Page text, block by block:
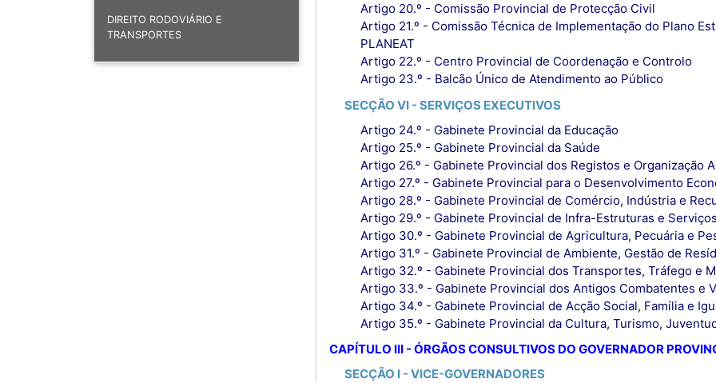
DIREITO RODOVIÁRIO E
TRANSPORTES
Artigo 20.º - Comissão Provincial de Protecção Civil
Artigo 21.º - Comissão Técnica de Implementação do Plano
PLANEAT
Artigo 22.º - Centro Provincial de Coordenação e Controlo
Artigo 23.º - Balcão Único de Atendimento ao Público
SECÇÃO VI - SERVIÇOS EXECUTIVOS
Artigo 24.º - Gabinete Provincial da Educação
Artigo 25.º - Gabinete Provincial da Saúde
Artigo 26.º - Gabinete Provincial dos Registos e Organização
Artigo 27.º - Gabinete Provincial para o Desenvolvimento
Artigo 28.º - Gabinete Provincial de Comércio, Indústria e
Artigo 29.º - Gabinete Provincial de Infra-Estruturas e
Artigo 30.º - Gabinete Provincial de Agricultura, Pecuária e
Artigo 31.º - Gabinete Provincial de Ambiente, Gestão de
Artigo 32.º - Gabinete Provincial dos Transportes, Tráfego e
Artigo 33.º - Gabinete Provincial dos Antigos Combatentes e
Artigo 34.º - Gabinete Provincial de Acção Social, Família e
Artigo 35.º - Gabinete Provincial da Cultura, Turismo,
CAPÍTULO III - ÓRGÃOS CONSULTIVOS DO GOVERNADOR
SECÇÃO I - VICE-GOVERNADORES